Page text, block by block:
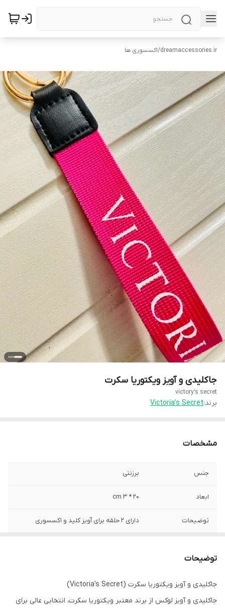
dreamaccessories.ir
/اکسسوری ها
جاکلیدی و آویز ویکتوریا سکرت
victory’s secret
برند:Victoria’s Secret
مشخصات
جنس برزنتی
ابعاد 20 * 3 cm
توضیحات دارای 2 حلقه برای آویز کلید و اکسسوری
توضیحات
جاکلیدی و آویز ویکتوریا سکرت (Victoria's Secret)
جاکلیدی و آویز لوکس از برند معتبر ویکتوریا سکرت، انتخابی عالی برای